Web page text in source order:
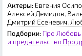
Актеры: Евгения
Алексей Демидов,
Дмитрий Есеневич,
Подборки: Про Любовь
и предательство Про